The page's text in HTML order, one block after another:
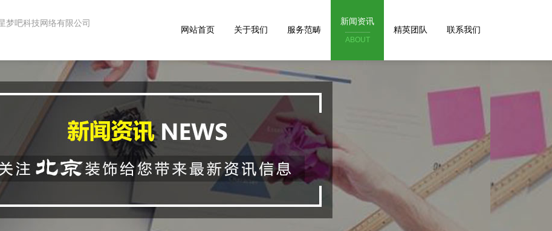
梦吧科技网络有限公司
网站首页 关于我们 服务范畴
新闻资讯
ABOUT
精英团队 联系我们